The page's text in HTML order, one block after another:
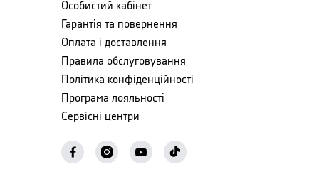
Особистий кабінет
Гарантія та повернення
Оплата і доставлення
Правила обслуговування
Політика конфіденційності
Програма лояльності
Сервісні центри